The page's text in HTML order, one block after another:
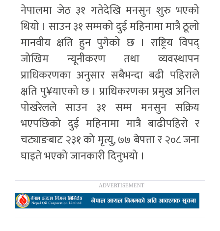
नेपालमा जेठ ३१ गतेदेखि मनसुन शुरु भएको
थियो । साउन ३१ सम्मको दुई महिनामा मात्रै ठूलो
मानवीय क्षति हुन पुगेको छ । राष्ट्रिय विपद्
जोखिम न्यूनीकरण तथा व्यवस्थापन
प्राधिकरणका अनुसार सबैभन्दा बढी पहिराले
क्षति पु¥याएको छ । प्राधिकरणका प्रमुख अनिल
पोखरेलले साउन ३१ सम्म मनसुन सक्रिय
भएपछिको दुई महिनामा मात्रै बाढीपहिरो र
चट्याङबाट २३१ को मृत्यु, ७७ बेपत्ता र २०८ जना
घाइते भएको जानकारी दिनुभयो ।